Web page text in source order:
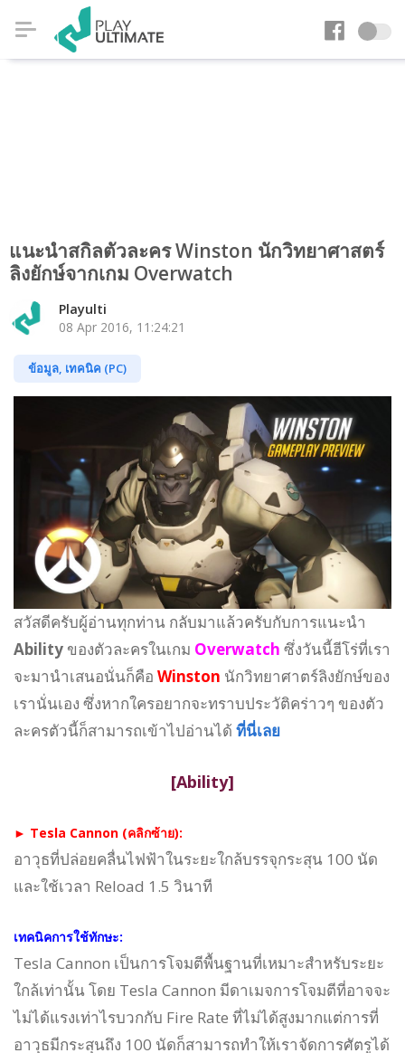
แนะนำสกิลตัวละคร Winston นักวิทยาศาสตร์
ลิงยักษ์จากเกม Overwatch
Playulti
08 Apr 2016, 11:24:21
ข้อมูล, เทคนิค (PC)
สวัสดีครับผู้อ่านทุกท่าน กลับมาแล้วครับกับการแนะนำ
Ability ของตัวละครในเกม Overwatch ซึ่งวันนี้ฮีโร่ที่เรา
จะมานำเสนอนั่นก็คือ Winston นักวิทยาศาตร์ลิงยักษ์ของ
เรานั่นเอง ซึ่งหากใครอยากจะทราบประวัติคร่าวๆ ของตัว
ละครตัวนี้ก็สามารถเข้าไปอ่านได้ ที่นี่เลย
[Ability]
► Tesla Cannon (คลิกซ้าย):
อาวุธที่ปล่อยคลื่นไฟฟ้าในระยะใกล้บรรจุกระสุน 100 นัด
และใช้เวลา Reload 1.5 วินาที
เทคนิคการใช้ทักษะ:
Tesla Cannon เป็นการโจมตีพื้นฐานที่เหมาะสำหรับระยะ
ใกล้เท่านั้น โดย Tesla Cannon มีดาเมจการโจมตีที่อาจจะ
ไม่ได้แรงเท่าไรบวกกับ Fire Rate ที่ไม่ได้สูงมากแต่การที่
อาวุธมีกระสุนถึง 100 นัดก็สามารถทำให้เราจัดการศัตรูได้